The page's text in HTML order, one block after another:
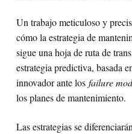
Un trabajo meticuloso y
cómo la estrategia de
sigue una hoja de ruta de
estrategia predictiva, basada
innovador ante los failure
los planes de mantenimiento.
Las estrategias se